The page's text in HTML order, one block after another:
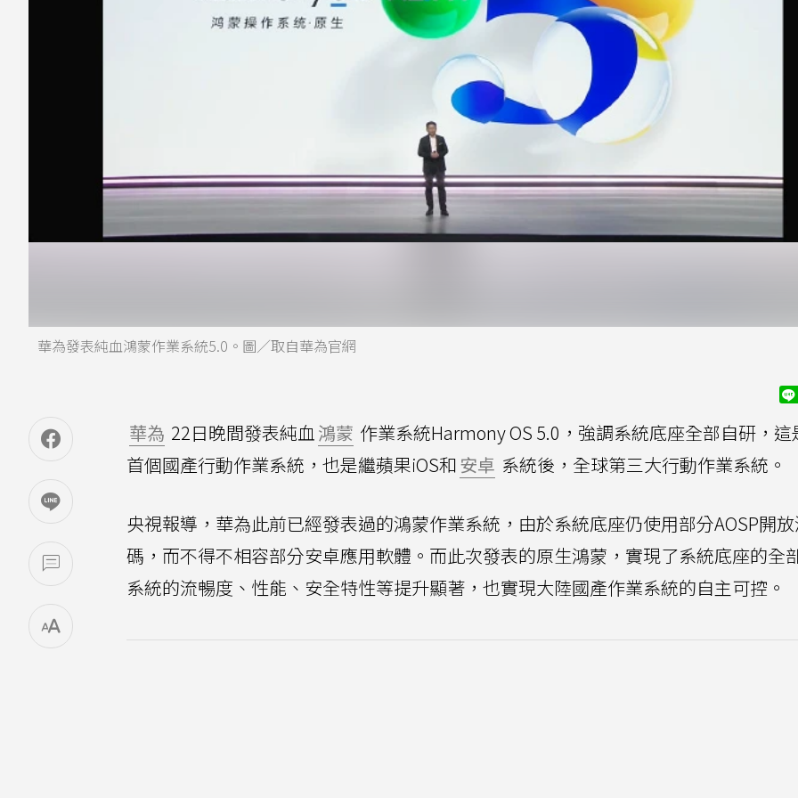
華為發表純血鴻蒙作業系統5.0。圖／取自華為官網
華為 22日晚間發表純血鴻蒙 作業系統Harmony OS 5.0，強調系統底座全部自研，這
首個國產行動作業系統，也是繼蘋果iOS和安卓 系統後，全球第三大行動作業系統。
央視報導，華為此前已經發表過的鴻蒙作業系統，由於系統底座仍使用部分AOSP開
碼，而不得不相容部分安卓應用軟體。而此次發表的原生鴻蒙，實現了系統底座的全
系統的流暢度、性能、安全特性等提升顯著，也實現大陸國產作業系統的自主可控。